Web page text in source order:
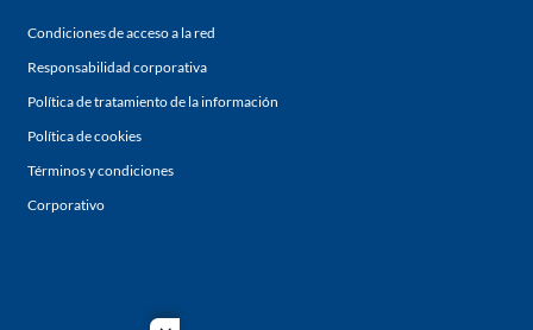
Condiciones de acceso a la red
Responsabilidad corporativa
Política de tratamiento de la información
Política de cookies
Términos y condiciones
Corporativo